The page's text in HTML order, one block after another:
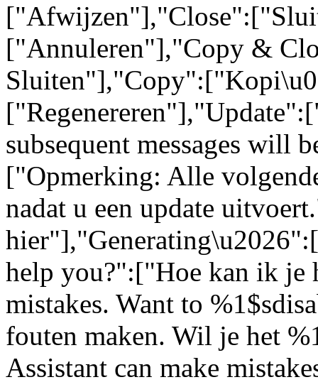
["Annuleren"],"Copy &
subsequent messages will
["Opmerking: Alle
nadat u een update
help you?":["Hoe kan ik je
mistakes. Want to
fouten maken. Wil je het
Assistant can make